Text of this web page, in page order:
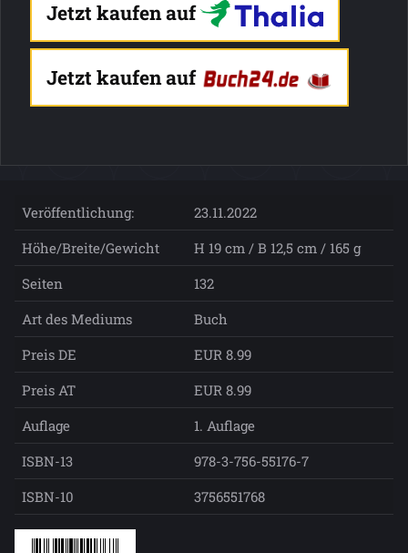
Jetzt kaufen auf
Jetzt kaufen auf
Veröffentlichung:
23.11.2022
Höhe/Breite/Gewicht
H 19 cm / B 12,5 cm / 165 g
Seiten
132
Art des Mediums
Buch
Preis DE
EUR 8.99
Preis AT
EUR 8.99
Auflage
1. Auflage
ISBN-13
978-3-756-55176-7
ISBN-10
3756551768